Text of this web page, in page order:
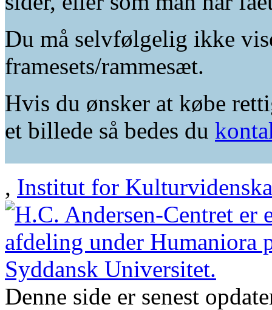
Du må selvfølgelig ikke
framesets/rammesæt.
Hvis du ønsker at købe
et billede så bedes du
, Institut for
Denne side er senest